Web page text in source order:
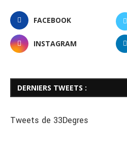
FACEBOOK
INSTAGRAM
DERNIERS TWEETS :
Tweets de 33Degres